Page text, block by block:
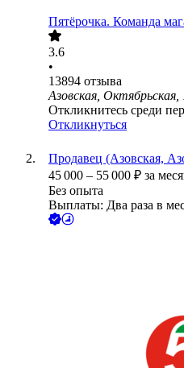
Пятёрочка. Команда
3.6
•
13894 отзыва
Азовская, Октябрьская,
Откликнитесь среди
Откликнуться
Продавец (Азовская,
45 000 – 55 000 ₽ за
Без опыта
Выплаты: Два раза в